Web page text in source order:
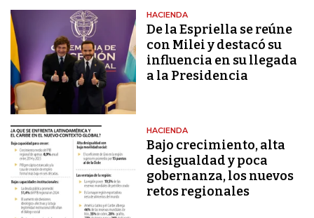
HACIENDA
De la Espriella se reúne
con Milei y destacó su
influencia en su llegada
a la Presidencia
HACIENDA
Bajo crecimiento, alta
desigualdad y poca
gobernanza, los nuevos
retos regionales